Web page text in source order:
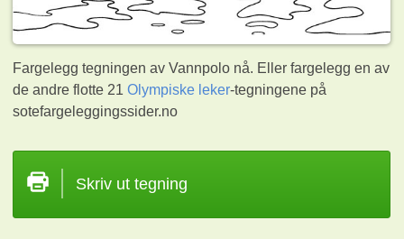
Fargelegg tegningen av Vannpolo nå. Eller fargelegg en av
de andre flotte 21Olympiske leker-tegningene på
sotefargeleggingssider.no
Skriv ut tegning